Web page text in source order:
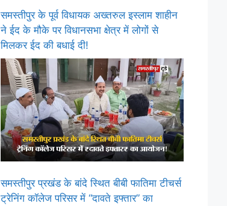
समस्तीपुर के पूर्व विधायक अख्तरुल इस्लाम शाहीन
ने ईद के मौके पर विधानसभा क्षेत्र में लोगों से
मिलकर ईद की बधाई दी!
समस्तीपुर प्रखंड के बांदे स्थित बीबी फातिमा टीचर्स
ट्रेनिंग कॉलेज परिसर में “दावते इफ्तार” का